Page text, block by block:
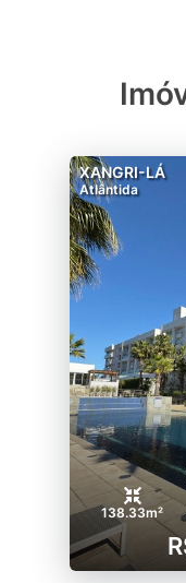
XANGRI-LÁ
Atlântida
138.33m²